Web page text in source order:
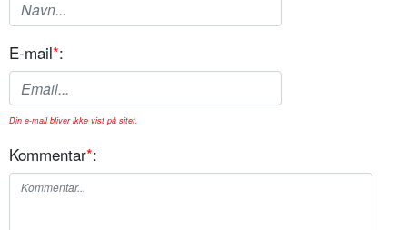
E-mail*:
Din e-mail bliver ikke vist på sitet.
Kommentar*: